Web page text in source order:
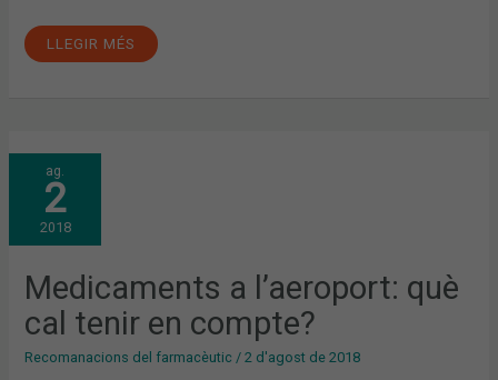
LLEGIR MÉS
ag.
2
2018
Medicaments a l’aeroport: què
cal tenir en compte?
Recomanacions del farmacèutic /2 d'agost de 2018
MEDICAMENTS
A
L’AEROPORT:
QUÈ
CAL
TENIR
EN